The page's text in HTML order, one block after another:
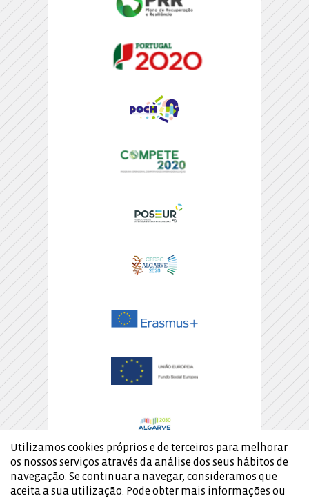
Utilizamos cookies próprios e de terceiros para melhorar
os nossos serviços através da análise dos seus hábitos de
navegação. Se continuar a navegar, consideramos que
aceita a sua utilização. Pode obter mais informações ou